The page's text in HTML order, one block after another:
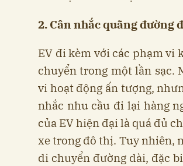
2. Cân nhắc quãngđường
EV đi kèm với các phạm vi
chuyển trong một lần sạc.
vi hoạt động ấn tượng,
nhắc nhu cầu đi lại hàng
của EV hiện đại là quá đủ
xe trong đô thị. Tuy nhiên,
di chuyển đường dài, đặc